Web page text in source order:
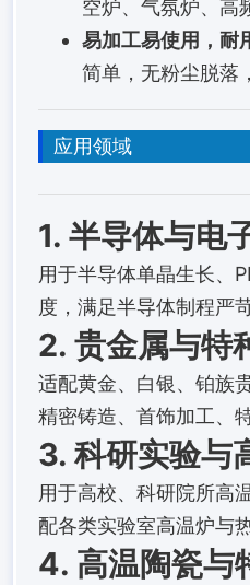
空炉、气氛炉、高
易加工易使用，耐
简单，无粉尘脱落
应用领域
1. 半导体与电
用于半导体单晶生长、
度，满足半导体制程严
2. 贵金属与特
适配黄金、白银、铂族
精密铸造、首饰加工、
3. 科研实验与
用于高校、科研院所高
配各类实验室高温炉与
4. 高温陶瓷与